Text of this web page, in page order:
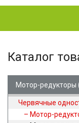
Каталог
Мотор-редукторы
Червячные
Мотор-